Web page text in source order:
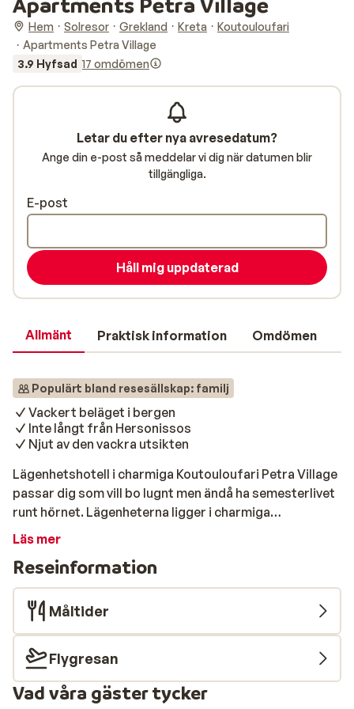
Hem Solresor Grekland Kreta
Koutouloufari
Apartments Petra Village
3.9 Hyfsad 17 omdömen
Allmänt Praktisk information Omdömen
Populärt bland resesällskap: familj
Vackert beläget i bergen
Inte långt från Hersonissos
Njut av den vackra utsikten
Lägenhetshotell i charmiga Koutouloufari Petra Village
passar dig som vill bo lugnt men ändå ha semesterlivet
runt hörnet. Lägenheterna ligger i charmiga
Koutouloufari – en traditionell grekisk by med genuin
Hersonissos. Här får du det bästa av två världar:
mysiga kvällar och närhet till både restauranger, strand
och nattliv. Perfekt för par eller vänner som vill uppleva
både avkoppling och kanske en lite livligare semester.
Strand & pool Hotellets poolområde är en riktig liten
oas. Ta ett svalkande dopp i poolen, luta dig tillbaka i en
solstol eller unna dig en läcker cocktail från poolbaren.
Vill du känna sand mellan tårna ligger stranden bara en
Läs mer
Reseinformation
Måltider
Flygresan
Vad våra gäster tycker
Letar du efter nya avresedatum?
Ange din e-post så meddelar vi dig när datumen blir
tillgängliga.
E-post
Håll mig uppdaterad